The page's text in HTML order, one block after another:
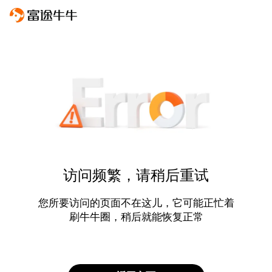
访问频繁，请稍后重试
您所要访问的页面不在这儿，它可能正忙着
刷牛牛圈，稍后就能恢复正常